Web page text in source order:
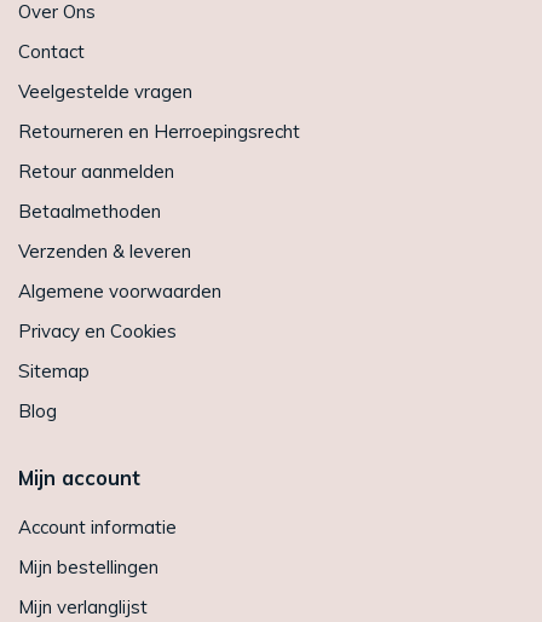
Over Ons
Contact
Veelgestelde vragen
Retourneren en Herroepingsrecht
Retour aanmelden
Betaalmethoden
Verzenden & leveren
Algemene voorwaarden
Privacy en Cookies
Sitemap
Blog
Mijn account
Account informatie
Mijn bestellingen
Mijn verlanglijst